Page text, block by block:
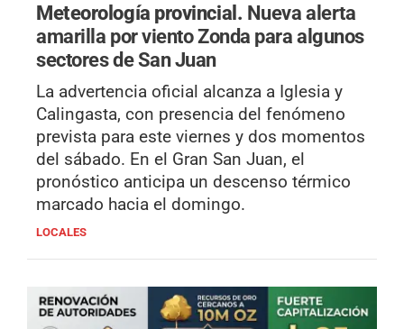
Meteorología provincial. Nueva alerta
amarilla por viento Zonda para algunos
sectores de San Juan
La advertencia oficial alcanza a Iglesia y
Calingasta, con presencia del fenómeno
prevista para este viernes y dos momentos
del sábado. En el Gran San Juan, el
pronóstico anticipa un descenso térmico
marcado hacia el domingo.
LOCALES